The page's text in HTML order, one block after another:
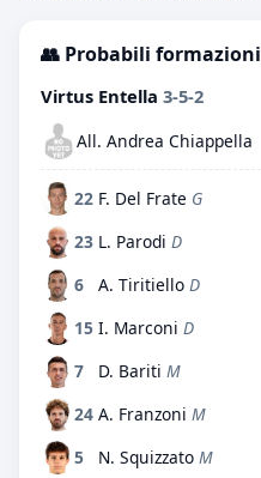
👥 Probabili formazioni
Virtus Entella 3-5-2
All. Andrea Chiappella
22 F. Del Frate G
23 L. Parodi D
6
A. Tiritiello D
15 I. Marconi D
7
D. Bariti M
24 A. Franzoni M
5
N. Squizzato M